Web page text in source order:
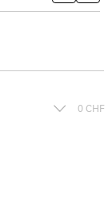
0 CHF